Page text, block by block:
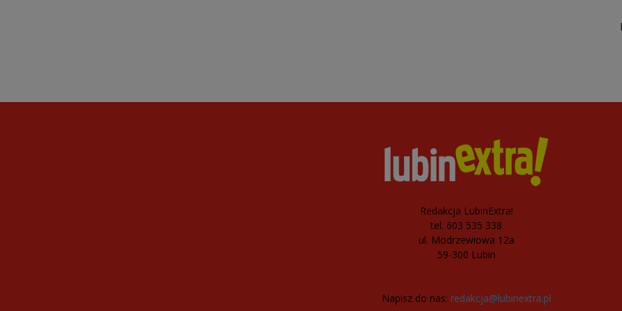
Redakcja LubinExtra!
tel. 603 535 338
ul. Modrzewiowa 12a
59-300 Lubin
Napisz do nas: redakcja@lubinextra.pl